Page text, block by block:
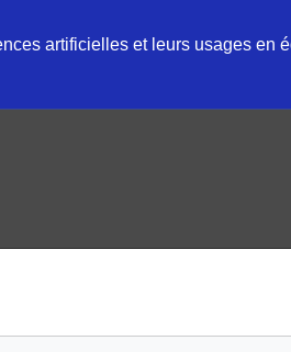
artificielles et leurs usages en